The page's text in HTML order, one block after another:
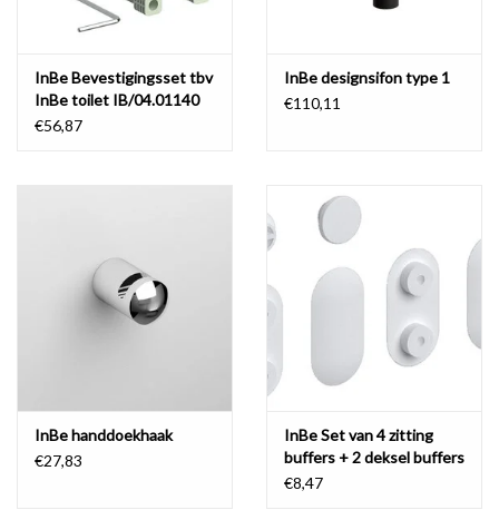
InBe Bevestigingsset tbv
InBe toilet IB/04.01140
en IB/04.01141.xx
€56,87
InBe designsifon type 1
€110,11
InBe handdoekhaak
€27,83
InBe Set van 4 zitting
buffers + 2 deksel buffers
voor InBe toiletzitting
€8,47